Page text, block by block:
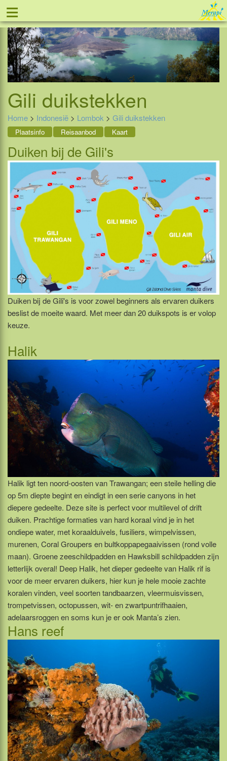
≡ Tel: 088 - 81 11 999
Gili duikstekken
Home > Indonesië > Lombok > Gili duikstekken
Plaatsinfo Reisaanbod Kaart
Duiken bij de Gili's
Duiken bij de Gili's is voor zowel beginners als ervaren duikers
beslist de moeite waard. Met meer dan 20 duikspots is er volop
keuze.
Halik
Halik ligt ten noord-oosten van Trawangan; een steile helling die
op 5m diepte begint en eindigt in een serie canyons in het
diepere gedeelte. Deze site is perfect voor multilevel of drift
duiken. Prachtige formaties van hard koraal vind je in het
ondiepe water, met koraalduivels, fusiliers, wimpelvissen,
murenen, Coral Groupers en bultkoppapegaaivissen (rond volle
maan). Groene zeeschildpadden en Hawksbill schildpadden zijn
letterlijk overal! Deep Halik, het dieper gedeelte van Halik rif is
voor de meer ervaren duikers, hier kun je hele mooie zachte
koralen vinden, veel soorten tandbaarzen, vleermuisvissen,
trompetvissen, octopussen, wit- en zwartpuntrifhaaien,
adelaarsroggen en soms kun je er ook Manta’s zien.
Hans reef